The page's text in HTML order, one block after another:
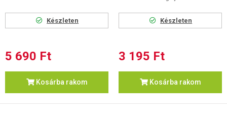
Készleten
5 690 Ft
Kosárba rakom
Készleten
3 195 Ft
Kosárba rakom